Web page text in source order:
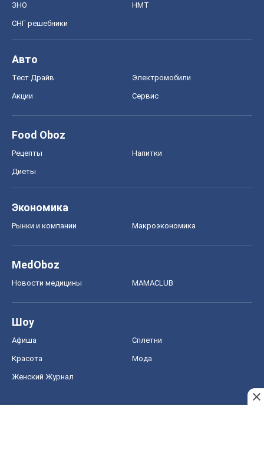
ЗНО НМТ
СНГ решебники
Авто
Тест Драйв Электромобили
Акции Сервис
Food Oboz
Рецепты Напитки
Диеты
Экономика
Рынки и компании Mакроэкономика
MedOboz
Новости медицины MAMACLUB
Шоу
Афиша Сплетни
Красота Мода
Женский Журнал